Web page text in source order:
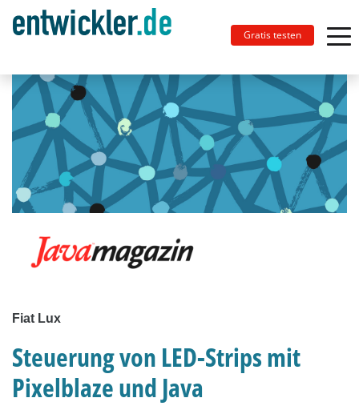
Gratis testen
Fiat Lux
Steuerung von LED-Strips mit
Pixelblaze und Java